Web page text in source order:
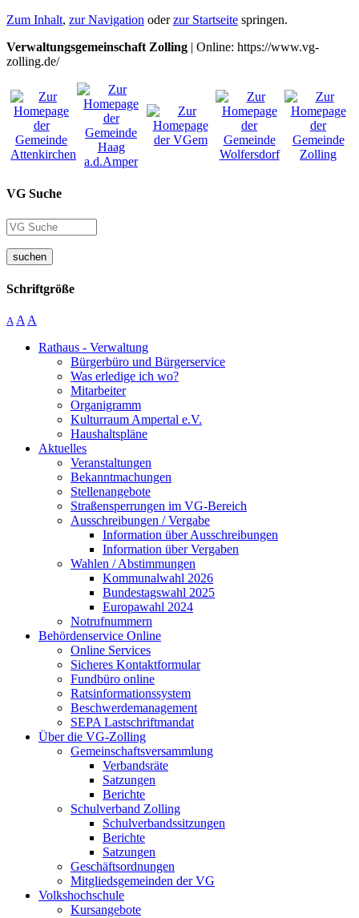
Zum Inhalt, zur Navigation oderzur Startseite springen.
Verwaltungsgemeinschaft Zolling | Online: https://www.vg-
zolling.de/
VG Suche
suchen
Schriftgröße
A A A
Rathaus - Verwaltung
Bürgerbüro und Bürgerservice
Was erledige ich wo?
Mitarbeiter
Organigramm
Kulturraum Ampertal e.V.
Haushaltspläne
Aktuelles
Veranstaltungen
Bekanntmachungen
Stellenangebote
Straßensperrungen im VG-Bereich
Ausschreibungen / Vergabe
Information über Ausschreibungen
Information über Vergaben
Wahlen / Abstimmungen
Kommunalwahl 2026
Bundestagswahl 2025
Europawahl 2024
Notrufnummern
Behördenservice Online
Online Services
Sicheres Kontaktformular
Fundbüro online
Ratsinformationssystem
Beschwerdemanagement
SEPA Lastschriftmandat
Über die VG-Zolling
Gemeinschaftsversammlung
Verbandsräte
Satzungen
Berichte
Schulverband Zolling
Schulverbandssitzungen
Berichte
Satzungen
Geschäftsordnungen
Mitgliedsgemeinden der VG
Volkshochschule
Kursangebote